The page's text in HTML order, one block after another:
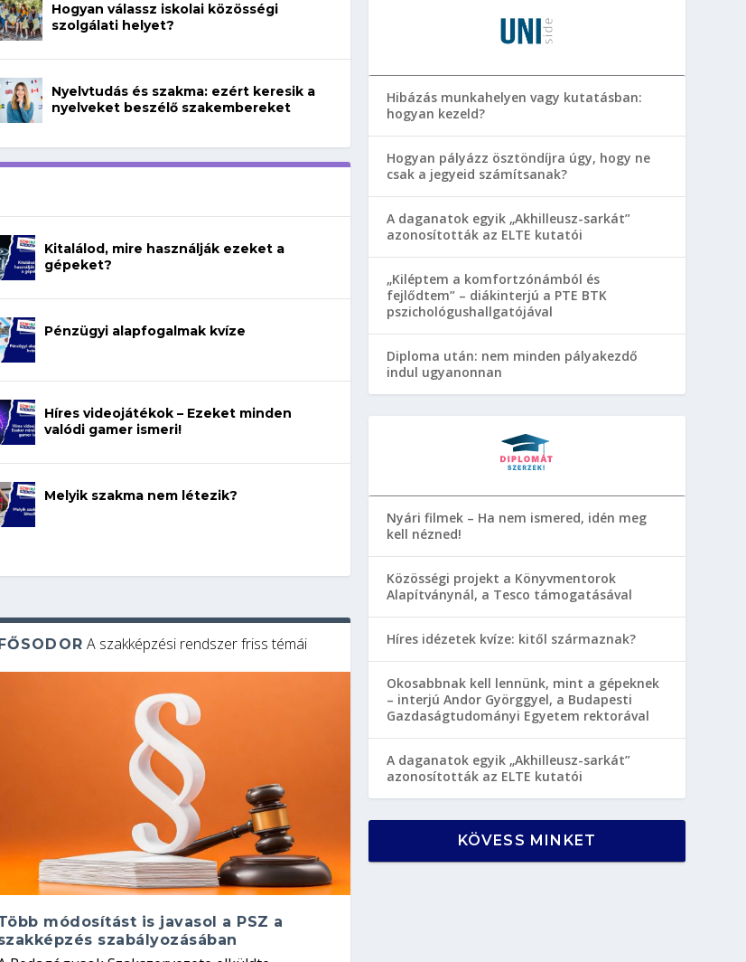
Hogyan válassz iskolai közösségi
szolgálati helyet?
Nyelvtudás és szakma: ezért keresik a
nyelveket beszélő szakembereket
Kitalálod, mire használják ezeket a
gépeket?
Pénzügyi alapfogalmak kvíze
Híres videojátékok – Ezeket minden
valódi gamer ismeri!
Melyik szakma nem létezik?
A szakképzési rendszer friss témái
módosítást is javasol a PSZ a
szabályozásában
Hibázás munkahelyen vagy kutatásban:
hogyan kezeld?
Hogyan pályázz ösztöndíjra úgy, hogy ne
csak a jegyeid számítsanak?
A daganatok egyik „Akhilleusz-sarkát”
azonosították az ELTE kutatói
„Kiléptem a komfortzónámból és
fejlődtem” – diákinterjú a PTE BTK
pszichológushallgatójával
Diploma után: nem minden pályakezdő
indul ugyanonnan
Nyári filmek – Ha nem ismered, idén meg
kell nézned!
Közösségi projekt a Könyvmentorok
Alapítványnál, a Tesco támogatásával
Híres idézetek kvíze: kitől származnak?
Okosabbnak kell lennünk, mint a gépeknek
– interjú Andor Györggyel, a Budapesti
Gazdaságtudományi Egyetem rektorával
A daganatok egyik „Akhilleusz-sarkát”
azonosították az ELTE kutatói
KÖVESS MINKET